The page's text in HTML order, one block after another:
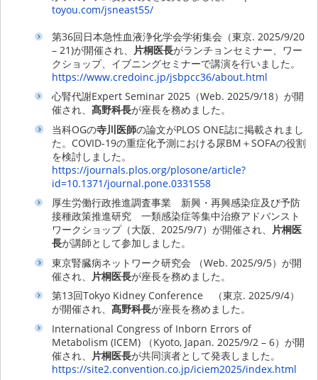
toyou.com/jsneast55/
第36回日本急性血液浄化学会学術集会（東京. 2025/9/20
– 21)が開催され、 片桐医長がランチョンセミナー、ワー
クショップ、イブニングセミナーで講演を行いました。
https://www.credoinc.jp/jsbpcc36/about.html
心腎代謝Expert Seminar 2025（Web. 2025/9/18）が開
催され、髙野科長が座長を務めました。
当科OGの寺川医師の論文がPLOS ONE誌に掲載されまし
た。COVID-19の重症化予測における尿BM＋SOFAの役割
を検討しました。
https://journals.plos.org/plosone/article?
id=10.1371/journal.pone.0331558
厚生労働行政推進調査事業 新興・再興感染症及び予防
接種政策推進研究 一類感染症等集中治療アドバンスト
ワークショップ（大阪、2025/9/7）が開催され、 片桐医
長が講師として参加しました。
東京腎臓病ネットワーク研究会 （Web. 2025/9/5）が開
催され、 片桐医長が座長を務めました。
第13回Tokyo Kidney Conference （東京. 2025/9/4）
が開催され、髙野科長が座長を務めました。
International Congress of Inborn Errors of
Metabolism (ICEM) （Kyoto, Japan. 2025/9/2 – 6）が開
催され、 片桐医長が共同演者として発表しました。
https://site2.convention.co.jp/iciem2025/index.html